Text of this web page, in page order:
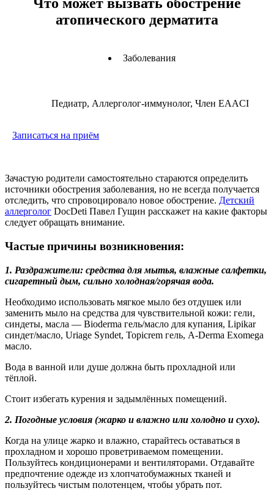
Что может вызвать обострение
атопического дерматита
Заболевания
Педиатр, Аллерголог-иммунолог, Член EAACI
Записаться на приём
Зачастую родители самостоятельно стараются определить
источники обострения заболевания, но не всегда получается
отследить, что спровоцировало новое обострение. Детский
аллерголог DocDeti Павел Гущин расскажет на какие факторы
следует обращать внимание.
Частые причины возникновения:
1. Раздражители: средства для мытья, влажные салфетки,
сигаретный дым, сильно холодная/горячая вода.
Необходимо использовать мягкое мыло без отдушек или
заменить мыло на средства для чувствительной кожи: гели,
синдеты, масла — Bioderma гель/масло для купания, Lipikar
синдет/масло, Uriage Syndet, Topicrem гель, A-Derma Exomega
масло.
Вода в ванной или душе должна быть прохладной или
тёплой.
Стоит избегать курения и задымлённых помещений.
2. Погодные условия (жарко и влажно или холодно и сухо).
Когда на улице жарко и влажно, старайтесь оставаться в
прохладном и хорошо проветриваемом помещении.
Пользуйтесь кондиционерами и вентиляторами. Отдавайте
предпочтение одежде из хлопчатобумажных тканей и
пользуйтесь чистым полотенцем, чтобы убрать пот.